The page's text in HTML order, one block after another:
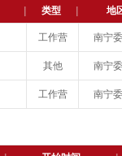
类型 地
工作营 南宁
其他 南宁
工作营 南宁